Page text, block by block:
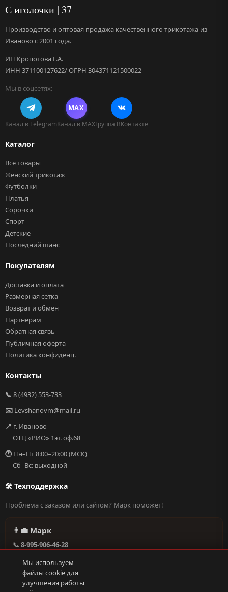
С иголочки | 37
Производство и оптовая продажа качественного трикотажа из
Иваново с 2001 года.
ИП Кропотова Г.А.
ИНН 371100127622/ ОГРН 304371121500022
Мы в соцсетях:
Канал в Telegram
MAX
Канал в MAXГруппа ВКонтакте
Каталог
Все товары
Женский трикотаж
Футболки
Платья
Сорочки
Спорт
Детские
Последний шанс
Покупателям
Доставка и оплата
Размерная сетка
Возврат и обмен
Партнёрам
Обратная связь
Публичная оферта
Политика конфиденц.
Контакты
📞 8 (4932) 553-733
✉️ Levshanovm@mail.ru
📍 г. Иваново
ОТЦ «РИО» 1эт. оф.68
🕐Пн–Пт 8:00–20:00 (МСК)
Сб–Вс: выходной
🛠 Техподдержка
Проблема с заказом или сайтом? Марк поможет!
👨‍💼 Марк
📞 8-995-906-46-28
🕐 Круглосуточно, без выходных
Мы используем
файлы cookie для
улучшения работы